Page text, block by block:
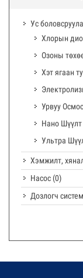
Ус
Хлорын
Озоны
Хэт ягаан
Урвуу
Нано Шүүлт
Ультра
Хэмжилт,
Насос (0)
Дозлогч систем